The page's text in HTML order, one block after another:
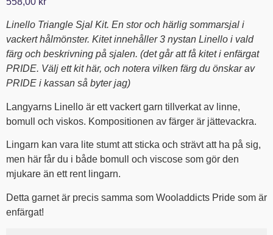
Linello Triangle Sjal Kit. En stor och härlig sommarsjal i
vackert hålmönster. Kitet innehåller 3 nystan Linello i vald
färg och beskrivning på sjalen. (det går att få kitet i enfärgat
PRIDE. Välj ett kit här, och notera vilken färg du önskar av
PRIDE i kassan så byter jag)
Langyarns Linello är ett vackert garn tillverkat av linne,
bomull och viskos. Kompositionen av färger är jättevackra.
Lingarn kan vara lite stumt att sticka och strävt att ha på sig,
men här får du i både bomull och viscose som gör den
mjukare än ett rent lingarn.
Detta garnet är precis samma som Wooladdicts Pride som är
enfärgat!